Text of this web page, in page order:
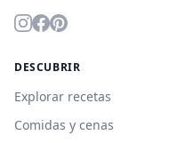
DESCUBRIR
Explorar recetas
Comidas y cenas